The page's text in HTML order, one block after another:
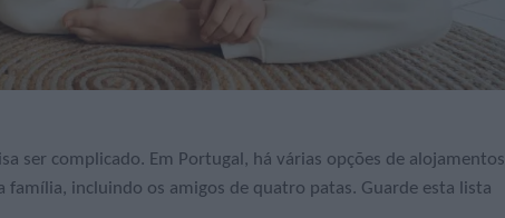
ser complicado. Em Portugal, há várias opções de alojamentos
incluindo os amigos de quatro patas. Guarde esta lista